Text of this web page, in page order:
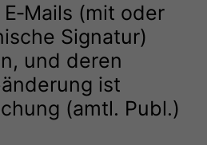
(mit oder
Signatur)
und deren
ist
(amtl. Publ.)